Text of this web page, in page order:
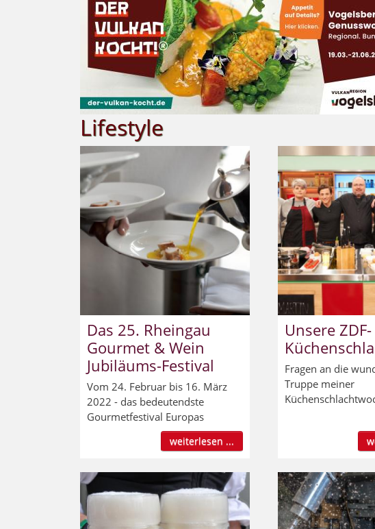
Lifestyle
Das 25. Rheingau
Gourmet & Wein
Jubiläums-Festival
Vom 24. Februar bis 16. März
2022 - das bedeutendste
Gourmetfestival Europas
weiterlesen ...
Unsere ZDF-
Fragen an die
Truppe meiner